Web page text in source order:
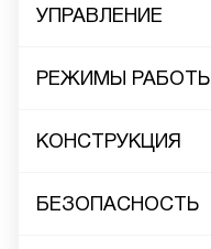
УПРАВЛЕНИЕ
РЕЖИМЫ РАБОТЫ
КОНСТРУКЦИЯ
БЕЗОПАСНОСТЬ